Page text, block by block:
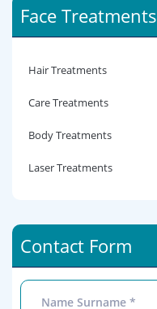
Face Treatments
Hair Treatments
Care Treatments
Body Treatments
Laser Treatments
Contact Form